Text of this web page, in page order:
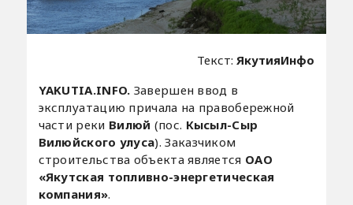
Текст:ЯкутияИнфо
YAKUTIA.INFO. Завершен ввод в
эксплуатацию причала на правобережной
части реки Вилюй (пос. Кысыл-Сыр
Вилюйского улуса). Заказчиком
строительства объекта является ОАО
«Якутская топливно-энергетическая
компания».